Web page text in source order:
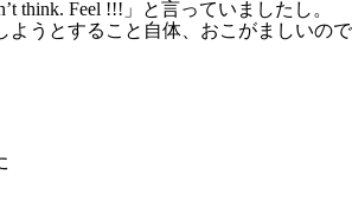
think. Feel !!!」と言っていましたし。
ようとすること自体、おこがましいので